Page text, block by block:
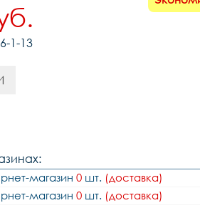
1-13
магазин 0 шт. (доставка)
магазин 0 шт. (доставка)